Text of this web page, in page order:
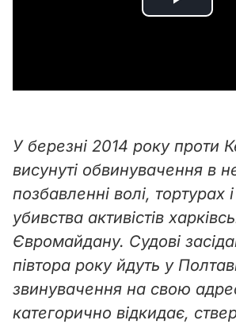
P
a
V
i
d
e
o
У березні 2014 року проти
висунуті обвинувачення в
позбавленні волі, тортурах
убивства активістів
Євромайдану. Судові
півтора року йдуть у
звинувачення на свою
категорично відкидає,